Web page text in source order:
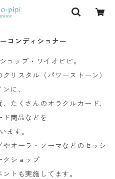
コンディショナー
ョップ・ワイオピピ。
リスタル（パワーストーン）
に、
たくさんのオラクルカード、
ド商品などを
ます。
オーラ・ソーマなどのセッシ
クショップ
トも実施してます。